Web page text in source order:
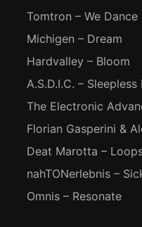
Tomtron – We Dance
Michigen – Dream
Hardvalley – Bloom
A.S.D.I.C. –
The Electronic
Florian Gasperini &
Deat Marotta –
nahTONerlebnis –
Omnis – Resonate